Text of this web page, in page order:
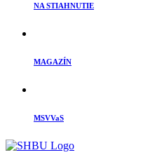
NA STIAHNUTIE
MAGAZÍN
MSVVaS